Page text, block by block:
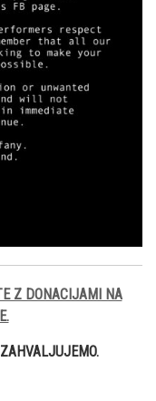
Z DONACIJAMI NA